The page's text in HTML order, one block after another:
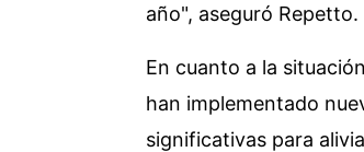
año", aseguró Repetto.
En cuanto a la
han implementado
significativas para